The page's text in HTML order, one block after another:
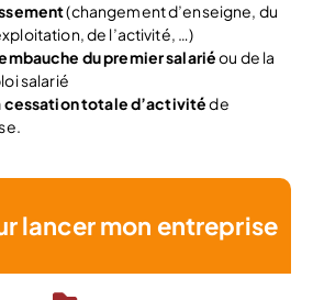
(changement d’enseigne, du
de l’activité, …)
du premier salariéou de la
salarié
cessation totale d’activitéde
lancer mon entreprise